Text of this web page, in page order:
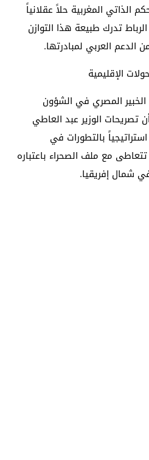
الذاتي المغربية حلاً عقلانياً
تدرك طبيعة هذا التوازن
العربي لمبادرتها.
الإقليمية
الخبير المصري في الشؤون
تصريحات الوزير عبد العاطي
بالتطورات في
مع ملف الصحراء باعتباره
شمال إفريقيا.